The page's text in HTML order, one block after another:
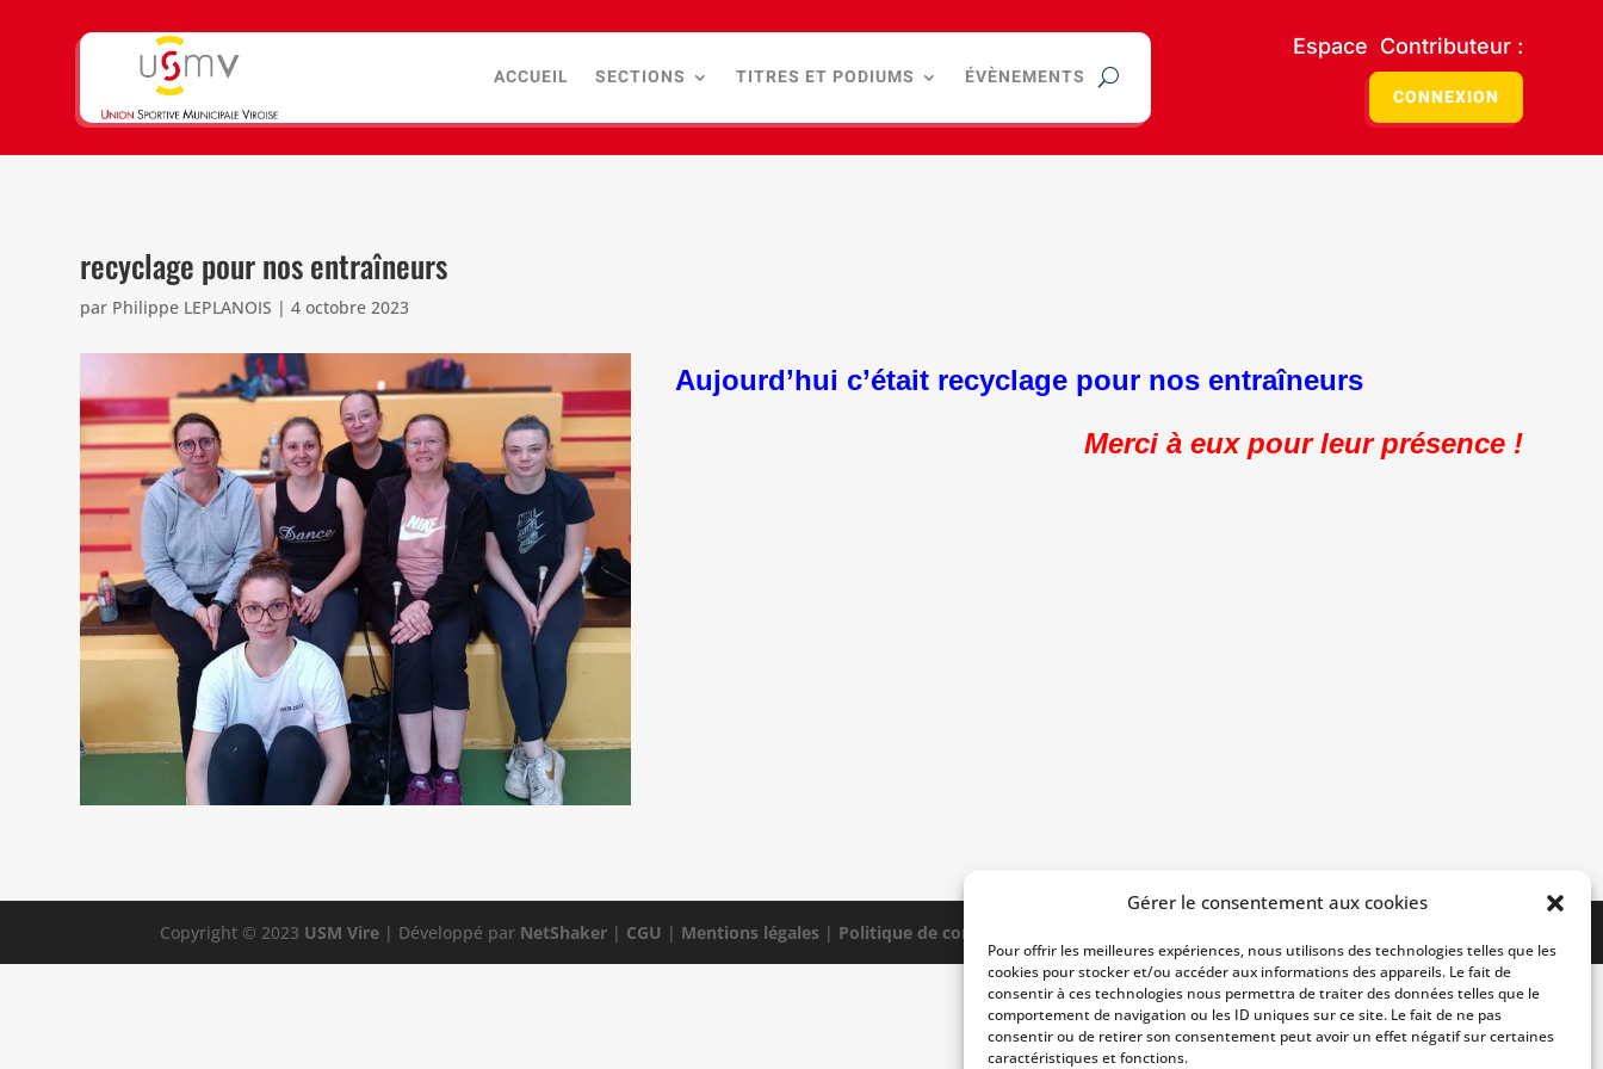
Gérer le consentement aux cookies
Pour offrir les meilleures expériences, nous utilisons des technologies telles que les
cookies pour stocker et/ou accéder aux informations des appareils. Le fait de
consentir à ces technologies nous permettra de traiter des données telles que le
comportement de navigation ou les ID uniques sur ce site. Le fait de ne pas
consentir ou de retirer son consentement peut avoir un effet négatif sur certaines
caractéristiques et fonctions.
ACCUEIL SECTIONS TITRES ET PODIUMS ÉVÈNEMENTS
Espace Contributeur :
CONNEXION
recyclage pour nos entraîneurs
par Philippe LEPLANOIS |4 octobre 2023
Aujourd’hui c’était recyclage pour nos entraîneurs
Merci à eux pour leur présence !
Copyright © 2023 USM Vire | Développé par NetShaker | CGU | Mentions légales | Politique de confidentialité